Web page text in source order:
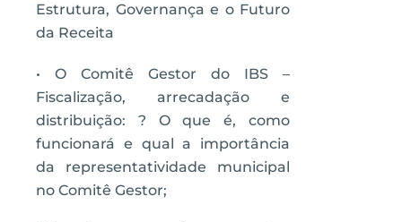
Estrutura, Governança e o Futuro
da Receita
• O Comitê Gestor do IBS –
Fiscalização, arrecadação e
distribuição: ? O que é, como
funcionará e qual a importância
da representatividade municipal
no Comitê Gestor;